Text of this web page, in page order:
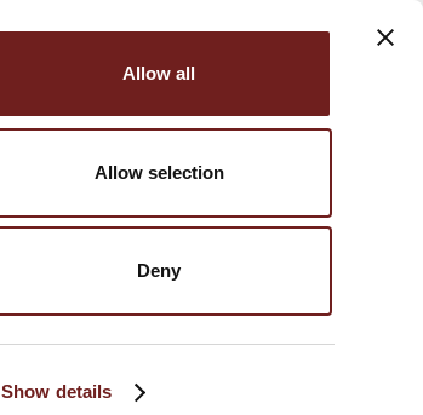
Show details
Allow all
Allow selection
Deny